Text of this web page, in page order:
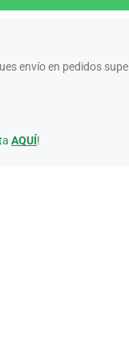
envío en pedidos
AQUÍ!